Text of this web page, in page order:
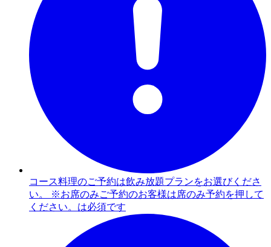
コース料理のご予約は飲み放題プランをお選びくださ
い。 ※お席のみご予約のお客様は席のみ予約を押して
ください。は必須です